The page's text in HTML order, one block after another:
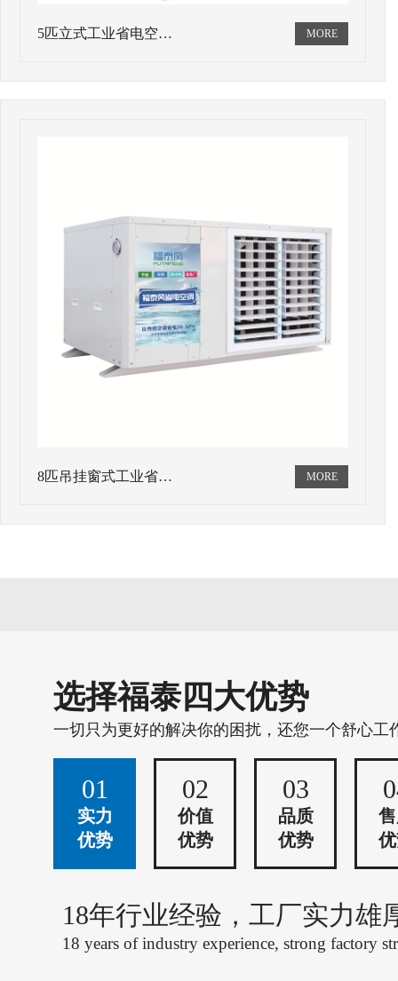
5匹立式工业省电空…
8匹吊挂窗式工业省…
选择福泰四大优势
一切只为更好的解决你的困扰，还您一个舒心工
01
实力
优势
02
价值
优势
03
品质
优势
18年行业经验，工厂实力雄
18 years of industry experience, strong factory